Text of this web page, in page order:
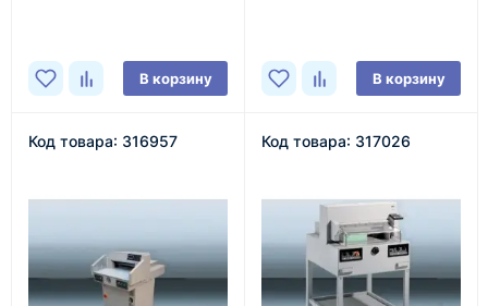
В корзину В корзину
Код товара: 316957 Код товара: 317026